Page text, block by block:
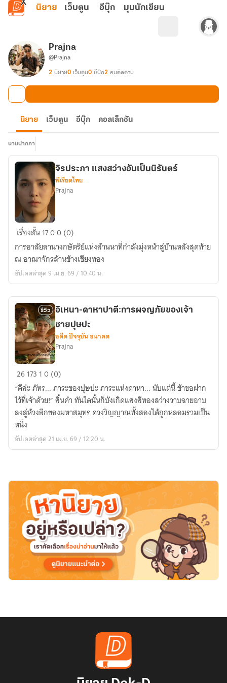
ข้ามไปยังเนื้อหาหลัก
นิยาย เว็บตูน อีบุ๊ก มุมนักเขียน
Prajna
@Prajna
2 นิยาย0 เว็บตูน0 อีบุ๊ก2 คนติดตาม
นิยาย เว็บตูน อีบุ๊ก คอลเล็กชัน
นามปากกา
จิร
ประภา
แสง
สว่าง
อัน
นิ
รัน
ตร์
จิรประภา แสงสว่างอันเป็นนิรันตร์
พีเรียดไทย
Prajna
เรื่องสั้น1700 (0)
การอาลัยลานางกษัตริย์แห่งล้านนาที่กำลังมุ่งหน้าสู่บ้านหลังสุดท้าย
ณ อาณาจักรล้านช้างเชียงทอง
อัปเดตล่าสุด 9 เม.ย. 69 / 10:40 น.
รีวิว
อิเหนา-
ดาหา
ปาตี:การ
ผจญ
ภัย
ของ
เจ้า
ปะ
อิเหนา-ดาหาปาตี:การผจญภัยของเจ้า
ชายปุษปะ
อดีต ปัจจุบัน อนาคต
Prajna
26173 10 (0)
“ดีล่ะ ภัทร... ภาระของปุษปะ ภาระแห่งดาหา... นับแต่นี้ ข้าขอฝาก
ไว้ที่เจ้าด้วย!” สิ้นคำ ทันใดนั้นก็บังเกิดแสงสีทองสว่างวาบฉายอาบ
ลงสู่ห้วงลึกของมหาสมุทร ดวงวิญญาณทั้งสองได้ถูกหลอมรวมเป็น
หนึ่ง
อัปเดตล่าสุด 21 เม.ย. 69 / 12:20 น.